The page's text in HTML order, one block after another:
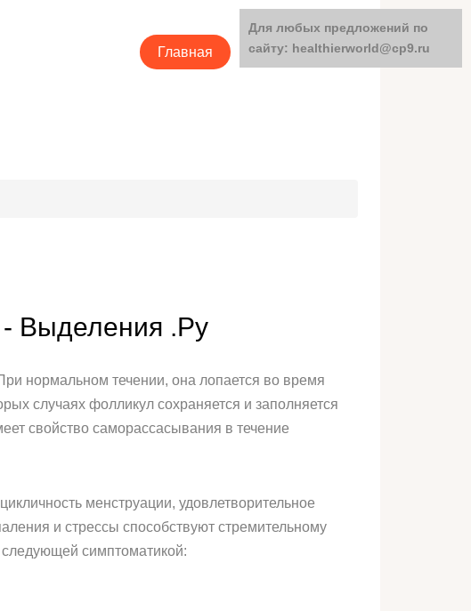
Главная Категории
- Выделения .Ру
нормальном течении, она лопается во время
случаях фолликул сохраняется и заполняется
свойство саморассасывания в течение
менструации, удовлетворительное
и стрессы способствуют стремительному
следующей симптоматикой:
Для любых предложений по
сайту: healthierworld@cp9.ru